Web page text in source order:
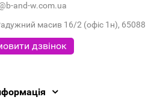
and-w.com.ua
масив 16/2 (офіс 1н), 65088
дзвінок